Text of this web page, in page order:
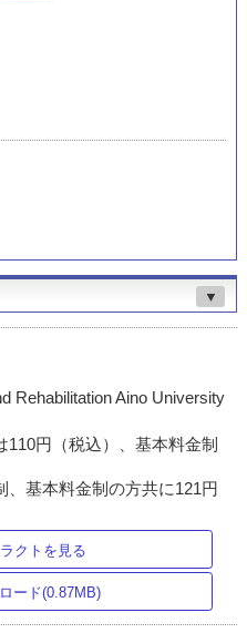
▼
Rehabilitation Aino University
円（税込）、基本料金制
、基本料金制の方共に121円
クトを見る
ード(0.87MB)